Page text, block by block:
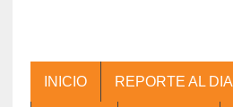
INICIO REPORTE AL DIA